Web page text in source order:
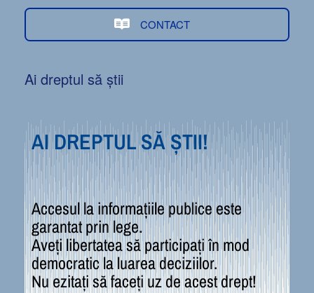
CONTACT
Ai dreptul să știi
AI DREPTUL SĂ ȘTII!
Accesul la informațiile publice este
garantat prin lege.
Aveți libertatea să participați în mod
democratic la luarea deciziilor.
Nu ezitați să faceți uz de acest drept!